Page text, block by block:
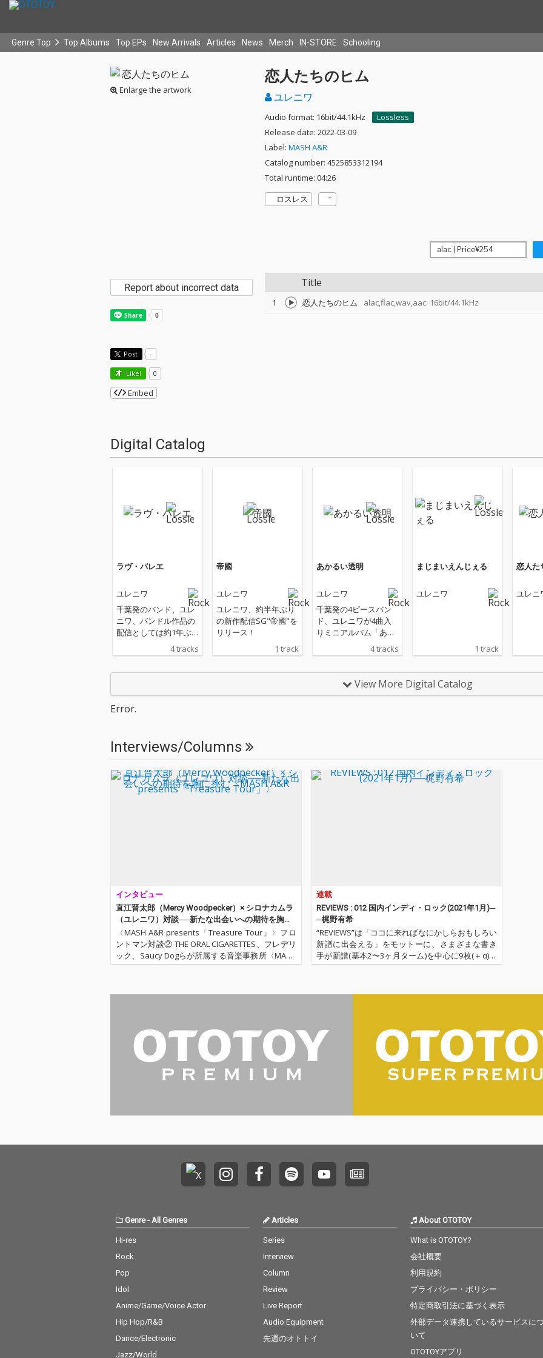
Genre Top Top Albums Top EPs New Arrivals Articles News Merch IN-STORE Schooling
Enlarge the artwork
恋人たちのヒム
ユレニワ
Audio format: 16bit/44.1kHz
Lossless
Release date: 2022-03-09
Label: MASH A&R
Catalog number: 4525853312194
Total runtime: 04:26
ロスレス
Title
1 恋人たちのヒム alac,flac,wav,aac: 16bit/44.1kHz
Report about incorrect data
Post -
Like! 0
Embed
Digital Catalog
ラヴ・バレエ
ユレニワ
千葉発のバンド、ユレ
ニワ、バンドル作品の
配信としては約1年ぶ
りとなるミニアルバム
「ラヴ・バレエ」を配
に岩崎慧（セカイイ
様なアレンジを用いな
がらも、その核にはポ
ップスが感じられる振
り幅を持った4曲収録
となっている。
4 tracks
帝國
ユレニワ
ユレニワ、約半年ぶり
の新作配信SG"帝國"を
リリース！
1 track
あかるい透明
ユレニワ
千葉発の4ピースバン
ド、ユレニワが4曲入
りミニアルバム「あか
るい透明」を配信リリ
ース。本作は楽曲のサ
に岩崎 慧（セカイイ
チ）を初めて迎えて制
お、バンドとしてのバ
ンドル作品のリリース
は1年以上ぶりとな
4 tracks
まじまいえんじぇる
ユレニワ
1 track
恋人た
ユレニ
View More Digital Catalog
Error.
Interviews/Columns
インタビュー
直江晋太郎（Mercy Woodpecker）× シロナカムラ
（ユレニワ）対談──新たな出会いへの期待を胸に
挑む〈MASH A&R presents「Treasure Tour」〉
〈MASH A&R presents「Treasure Tour」〉フロ
ントマン対談② THE ORAL CIGARETTES、フレデリ
ック、Saucy Dogらが所属する音楽事務所〈MASH
A&R〉主催のイベント〈MASH A&R presents「T…
連載
REVIEWS : 012 国内インディ・ロック(2021年1月)─
─梶野有希
“REVIEWS”は「ココに来ればなにかしらおもしろい
新譜に出会える」をモットーに、さまざまな書き
手が新譜(基本2〜3ヶ月ターム)を中心に9枚(＋α)の
作品を厳選し、紹介してもらうコーナーです(時に
Genre- All Genres
Hi-res
Rock
Pop
Idol
Anime/Game/Voice Actor
Hip Hop/R&B
Dance/Electronic
Jazz/World
Articles
Series
Interview
Column
Review
Live Report
Audio Equipment
先週のオトトイ
About OTOTOY
What is OTOTOY?
会社概要
利用規約
プライバシー・ポリシー
特定商取引法に基づく表示
外部データ連携しているサービスに
いて
OTOTOYアプリ